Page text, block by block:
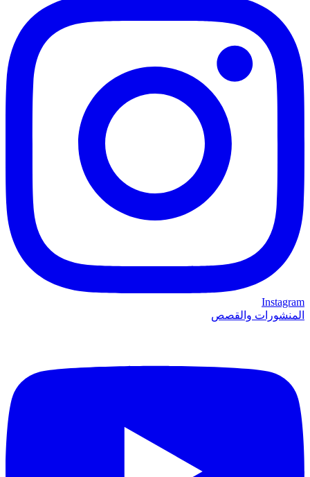
Instagram
المنشورات والقصص